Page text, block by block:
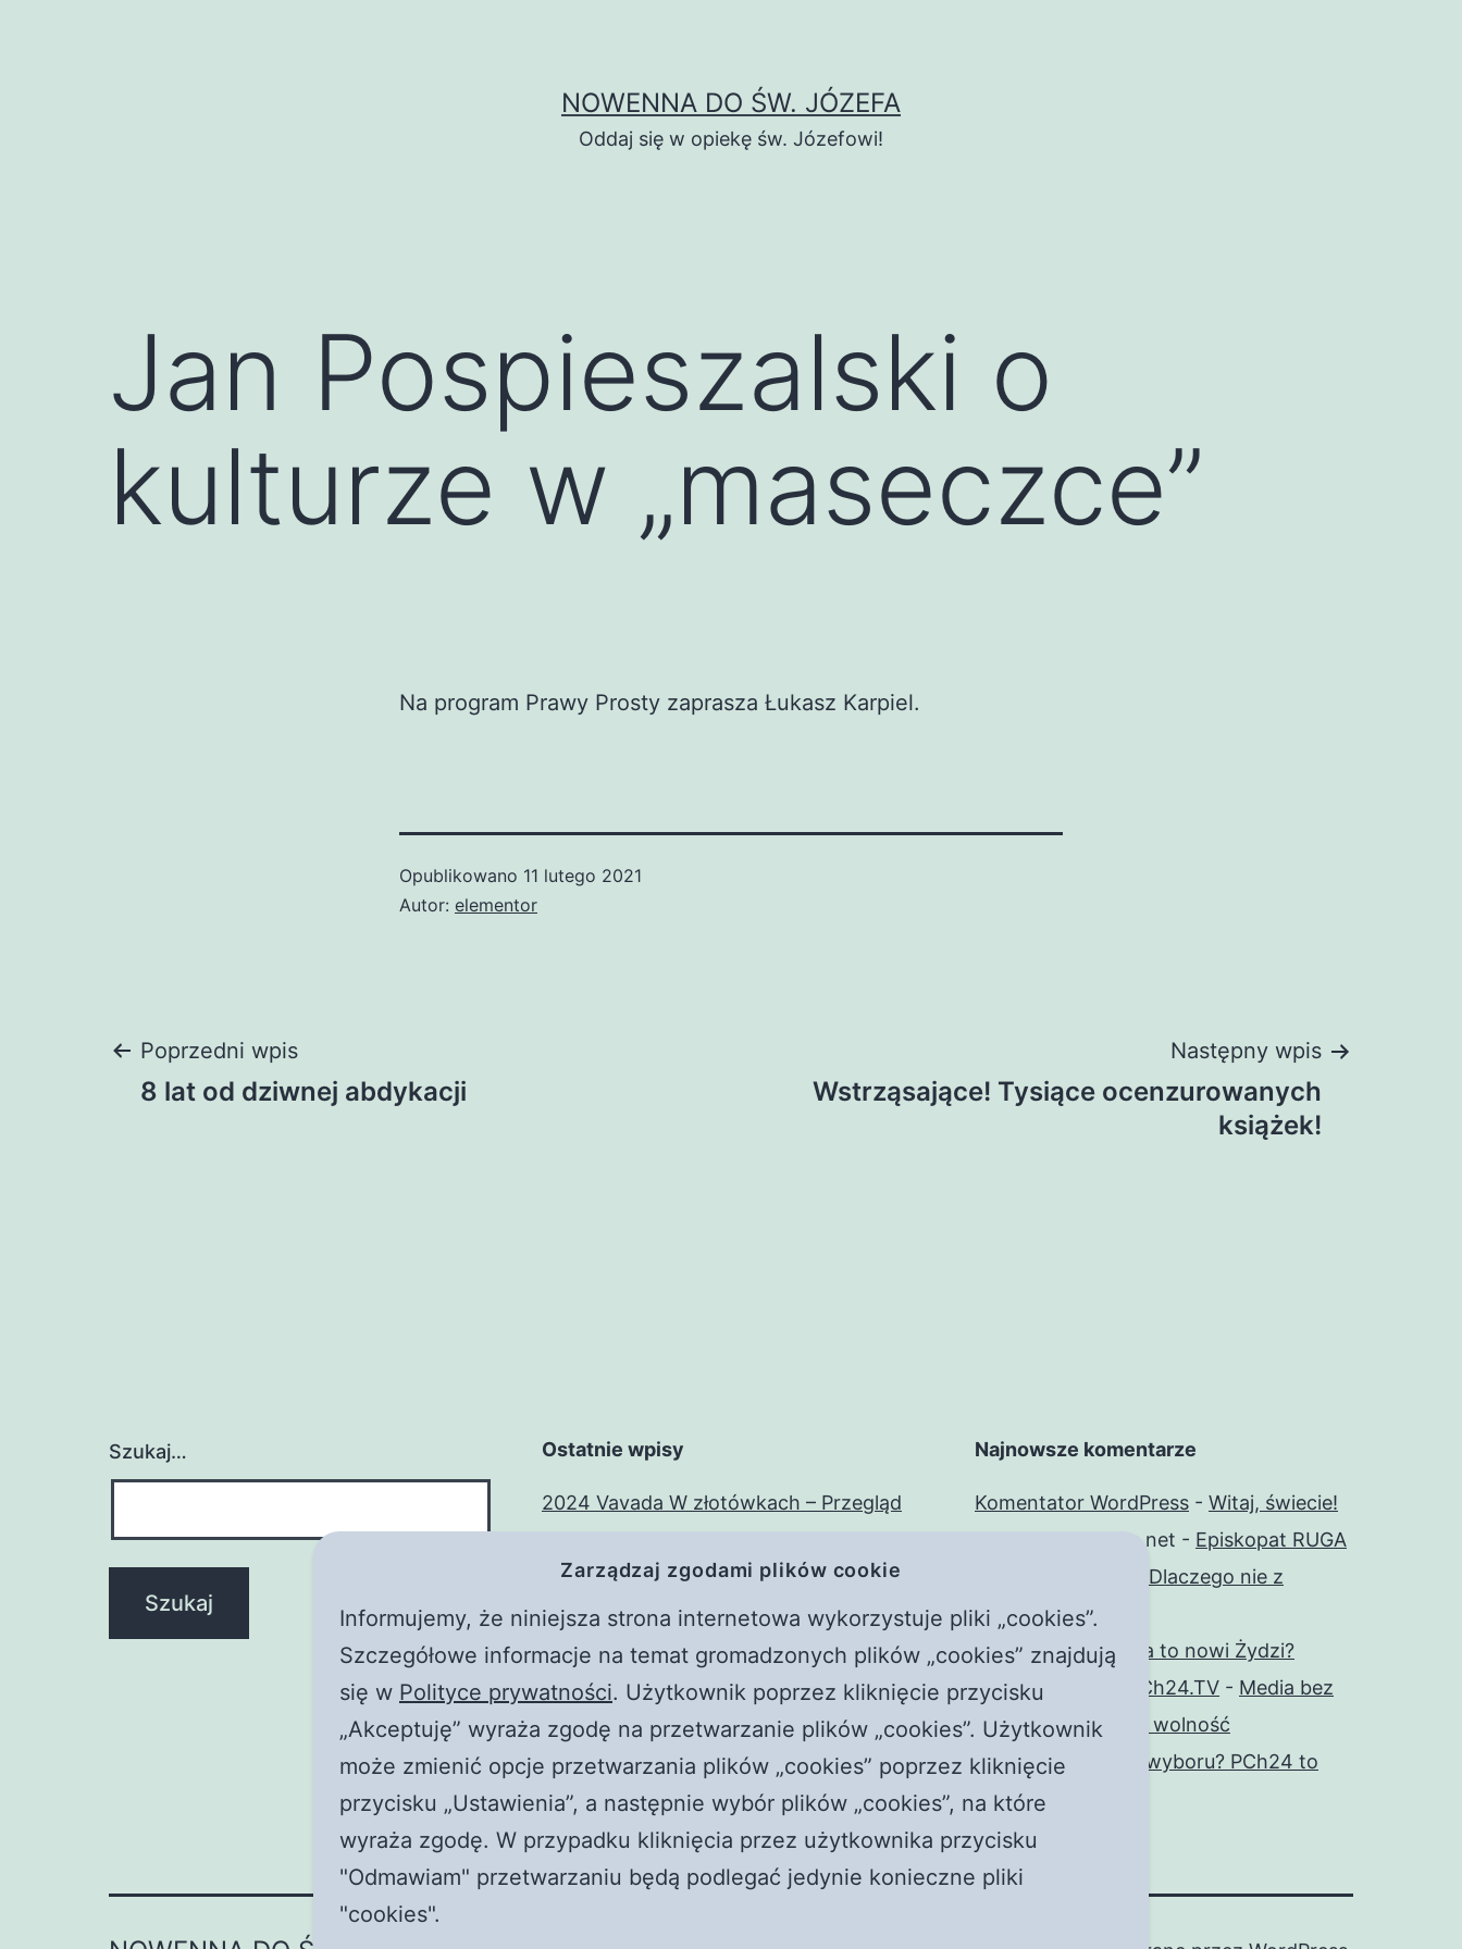
NOWENNA DO ŚW. JÓZEFA
Oddaj się w opiekę św. Józefowi!
Jan Pospieszalski o
kulturze w „maseczce”
Na program Prawy Prosty zaprasza Łukasz Karpiel.
Opublikowano 11 lutego 2021
Autor: elementor
Nawigacja
Poprzedni wpis
8 lat od dziwnej abdykacji
Następny wpis
Wstrząsające! Tysiące ocenzurowanych
książek!
Szukaj… Ostatnie wpisy
2024 Vavada W złotówkach – Przegląd
Adim Adim Basarili Bahis Deneyimi:
MostBet ile
Witaj, świecie!
Frączek i Żyłka. Rozmowy z czerwonym
piorunem || Raport o stanie wwwiary
Płoną kościoły w Polsce! Rewolucja
przyspiesza? || Jaka jest prawda?
Najnowsze komentarze
Komentator WordPress - Witaj, świecie!
durlian@netscape.net - Episkopat RUGA
księży i świeckich! Dlaczego nie z
katolewicy?
Wiktor-Czy księża to nowi Żydzi?
Zespół promocji PCh24.TV - Media bez
wyboru? PCh24 to wolność
Karlik-Media bez wyboru? PCh24 to
wolność
Zarządzaj zgodami plików cookie
Informujemy, że niniejsza strona internetowa wykorzystuje pliki „cookies”.
Szczegółowe informacje na temat gromadzonych plików „cookies” znajdują
się w Polityce prywatności. Użytkownik poprzez kliknięcie przycisku
„Akceptuję” wyraża zgodę na przetwarzanie plików „cookies”. Użytkownik
może zmienić opcje przetwarzania plików „cookies” poprzez kliknięcie
przycisku „Ustawienia”, a następnie wybór plików „cookies”, na które
wyraża zgodę. W przypadku kliknięcia przez użytkownika przycisku
"Odmawiam" przetwarzaniu będą podlegać jedynie konieczne pliki
"cookies".